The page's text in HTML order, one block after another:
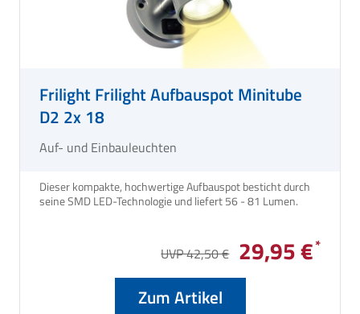
Frilight Frilight Aufbauspot Minitube
D2 2x 18
Auf- und Einbauleuchten
Dieser kompakte, hochwertige Aufbauspot besticht durch
UVP 42,50 € 29,95 €
Zum Artikel